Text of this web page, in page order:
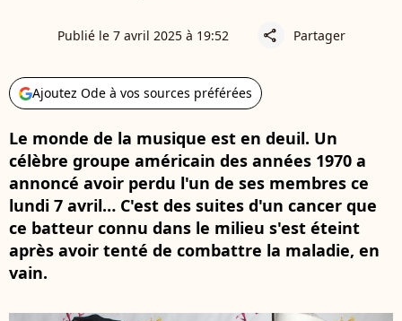
Publié le 7 avril 2025 à 19:52 share Partager
Ajoutez Ode à vos sources préférées
Le monde de la musique est en deuil. Un
célèbre groupe américain des années 1970 a
annoncé avoir perdu l'un de ses membres ce
lundi 7 avril… C'est des suites d'un cancer que
ce batteur connu dans le milieu s'est éteint
après avoir tenté de combattre la maladie, en
vain.